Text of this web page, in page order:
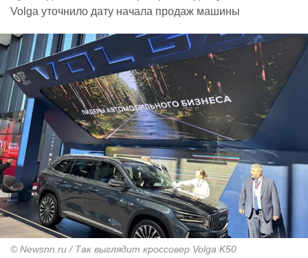
Volga уточнило дату начала продаж машины
© Newsnn.ru / Так выглядит кроссовер Volga K50